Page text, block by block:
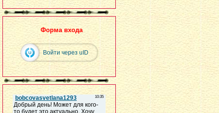
Форма входа
Войти через uID